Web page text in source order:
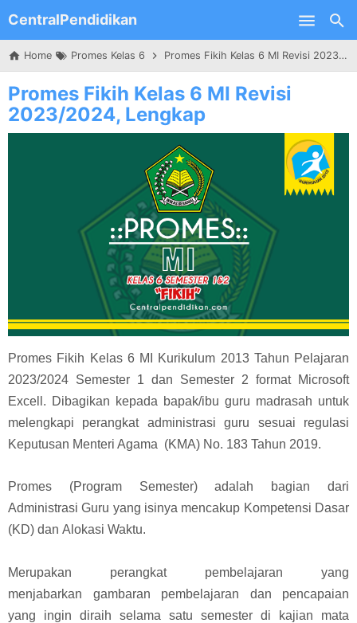
Skip to main content
CentralPendidikan
Home Promes Kelas 6 Promes Fikih Kelas 6 MI Revisi 2023/2024, Lengkap
Promes Fikih Kelas 6 MI Revisi
2023/2024, Lengkap
Promes Fikih Kelas 6 MI Kurikulum 2013 Tahun Pelajaran
2023/2024 Semester 1 dan Semester 2 format Microsoft
Excell. Dibagikan kepada bapak/ibu guru madrasah untuk
melengkapi perangkat administrasi guru sesuai regulasi
Keputusan Menteri Agama (KMA) No. 183 Tahun 2019.
Promes (Program Semester) adalah bagian dari
Administrasi Guru yang isinya mencakup Kompetensi Dasar
(KD) dan Alokasi Waktu.
Merupakan perangkat pembelajaran yang
menjabarkan gambaran pembelajaran dan pencapaian
yang ingin diraih selama satu semester di kajian mata